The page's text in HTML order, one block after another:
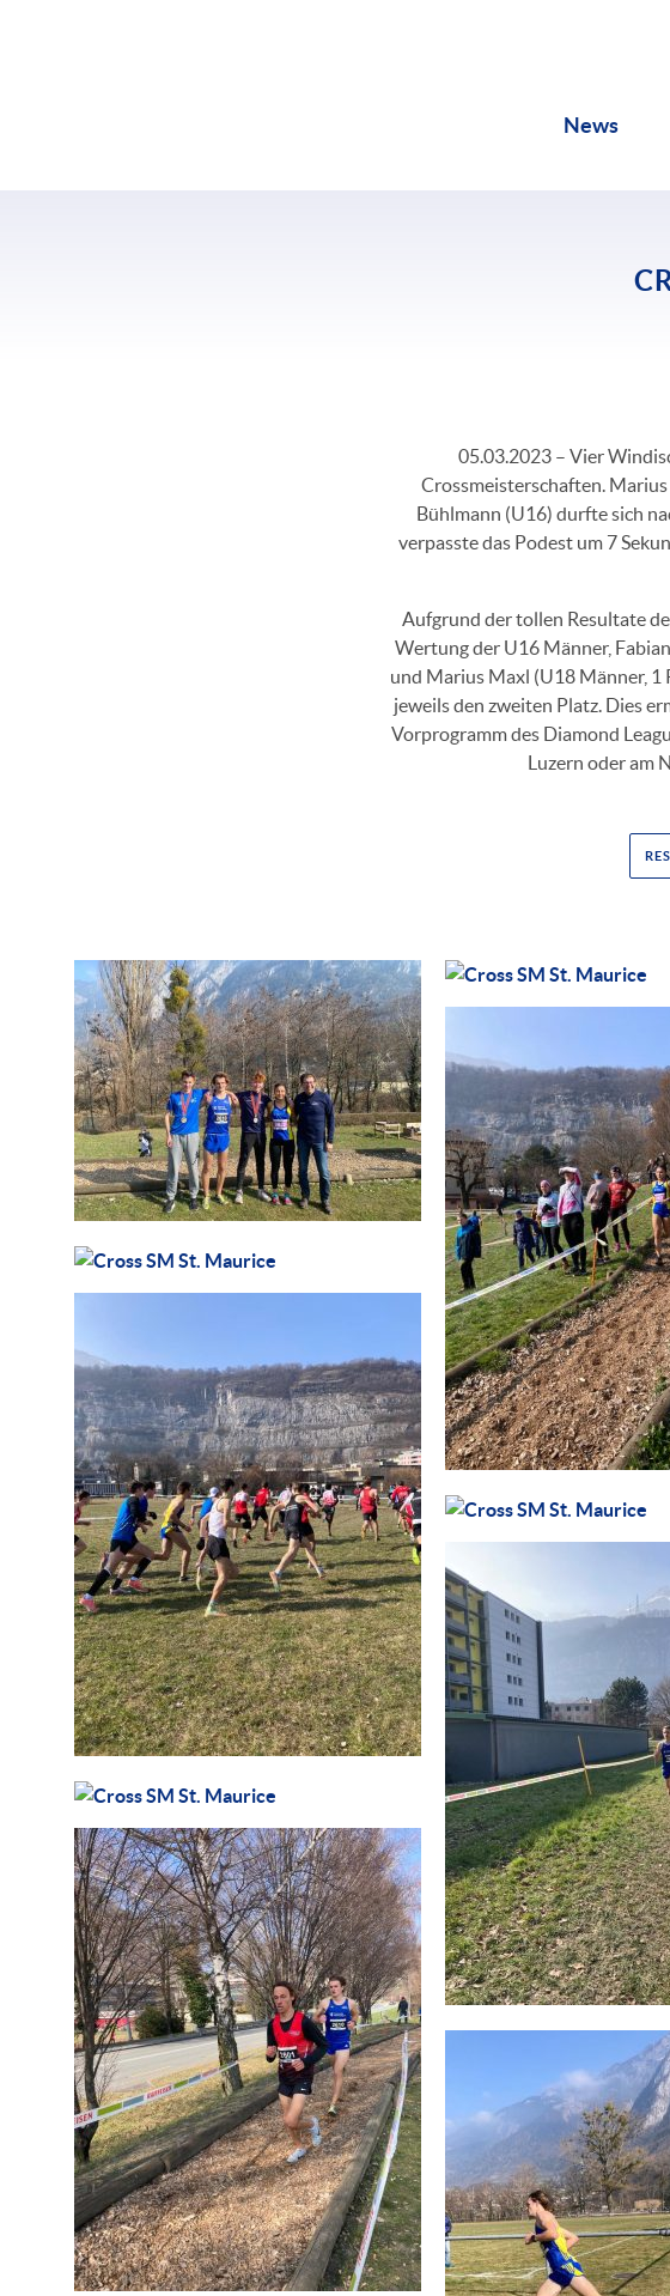
News
05.03.2023 – Vier
Crossmeisterschaften.
Bühlmann (U16) durfte sich
verpasste das Podest um 7
Aufgrund der tollen Resultate
Wertung der U16 Männer,
und Marius Maxl (U18 Männer, 1
jeweils den zweiten Platz. Dies
Vorprogramm des Diamond
Luzern oder am